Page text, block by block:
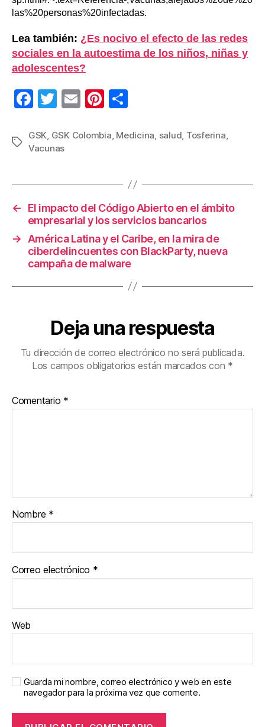
las%20personas%20infectadas.
Lea también: ¿Es nocivo el efecto de las redes
sociales en la autoestima de los niños, niñas y
adolescentes?
F
c
e
o
k
T
tt
er
E
ail
Pi
er m
ar
tir
Etiquetas
GSK GSK Colombia Medicina salud Tosferina
Vacunas
←
El impacto del Código Abierto en el ámbito
empresarial y los servicios bancarios
→
América Latina y el Caribe, en la mira de
ciberdelincuentes con BlackParty, nueva
campaña de malware
Deja una respuesta
Tu dirección de correo electrónico no será publicada.
Los campos obligatorios están marcados con *
Comentario *
Nombre *
Correo electrónico *
Web
Guarda mi nombre, correo electrónico y web en este
navegador para la próxima vez que comente.